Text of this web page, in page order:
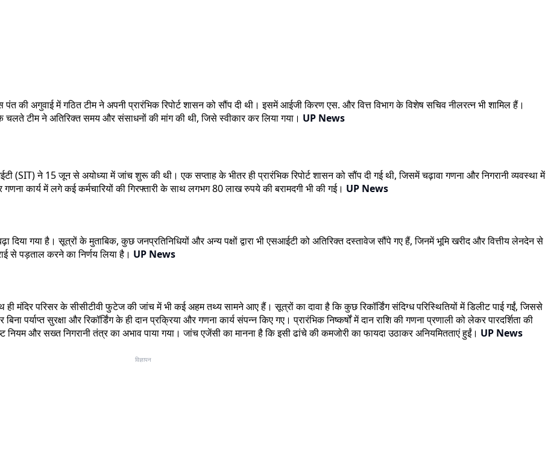
में गठित टीम ने अपनी प्रारंभिक रिपोर्ट शासन को सौंप दी थी। इसमें आईजी किरण एस. और वित्त विभाग के विशेष सचिव नीलरत्न भी शामिल हैं।
टीम ने अतिरिक्त समय और संसाधनों की मांग की थी, जिसे स्वीकार कर लिया गया। UP News
(SIT) ने 15 जून से अयोध्या में जांच शुरू की थी। एक सप्ताह के भीतर ही प्रारंभिक रिपोर्ट शासन को सौंप दी गई थी, जिसमें चढ़ावा गणना और निगरानी व्यवस्था में
कार्य में लगे कई कर्मचारियों की गिरफ्तारी के साथ लगभग 80 लाख रुपये की बरामदगी भी की गई। UP News
दिया गया है। सूत्रों के मुताबिक, कुछ जनप्रतिनिधियों और अन्य पक्षों द्वारा भी एसआईटी को अतिरिक्त दस्तावेज सौंपे गए हैं, जिनमें भूमि खरीद और वित्तीय लेनदेन से
से पड़ताल करने का निर्णय लिया है। UP News
परिसर के सीसीटीवी फुटेज की जांच में भी कई अहम तथ्य सामने आए हैं। सूत्रों का दावा है कि कुछ रिकॉर्डिंग संदिग्ध परिस्थितियों में डिलीट पाई गईं, जिससे
पर्याप्त सुरक्षा और रिकॉर्डिंग के ही दान प्रक्रिया और गणना कार्य संपन्न किए गए। प्रारंभिक निष्कर्षों में दान राशि की गणना प्रणाली को लेकर पारदर्शिता की
और सख्त निगरानी तंत्र का अभाव पाया गया। जांच एजेंसी का मानना है कि इसी ढांचे की कमजोरी का फायदा उठाकर अनियमितताएं हुईं। UP News
विज्ञापन